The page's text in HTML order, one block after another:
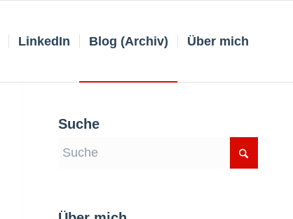
LinkedIn Blog (Archiv) Über mich
Suche